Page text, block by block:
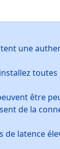
une
être
de la
latence